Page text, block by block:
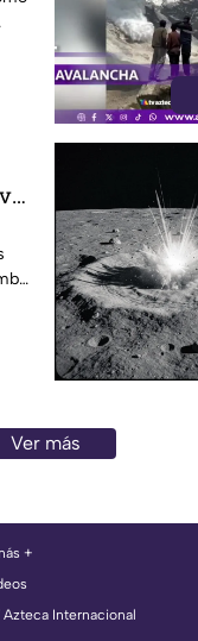
Ver más
+
Azteca Internacional